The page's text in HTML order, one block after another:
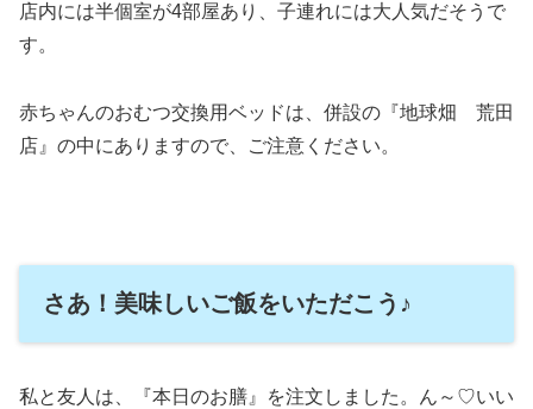
店内には半個室が4部屋あり、子連れには大人気だそうで
す。
赤ちゃんのおむつ交換用ベッドは、併設の『地球畑 荒田
店』の中にありますので、ご注意ください。
さあ！美味しいご飯をいただこう♪
私と友人は、『本日のお膳』を注文しました。ん～♡いい